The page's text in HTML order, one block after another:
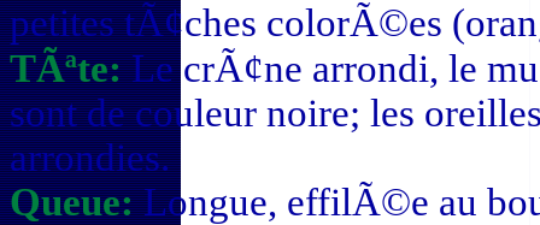
petites tÃ¢ches colorÃ©es
TÃªte:Le crÃ¢ne arrondi, le
sont de couleur noire; les
arrondies.
Queue:Longue, effilÃ©e au